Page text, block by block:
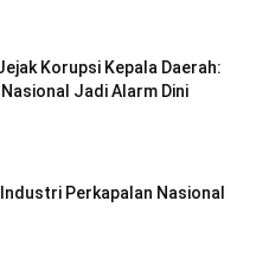
Korupsi Kepala Daerah:
Jadi Alarm Dini
Industri Perkapalan Nasional